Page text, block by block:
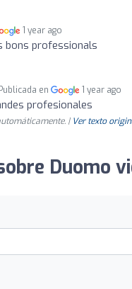
1 year ago
bons professionals
Publicada en 1 year ago
profesionales
| Ver texto
Duomo